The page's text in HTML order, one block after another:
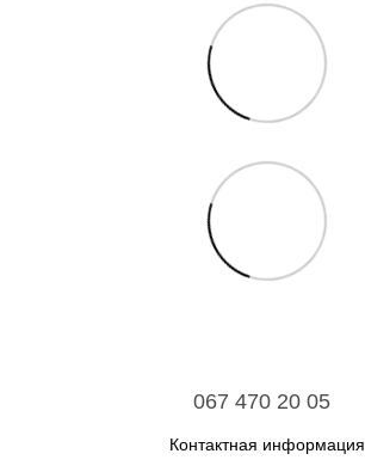
067 470 20 05
Контактная информация